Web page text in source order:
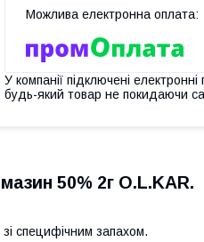
У компанії підключені
будь-який товар не покидаючи
50% 2г O.L.KAR.
специфічним запахом.